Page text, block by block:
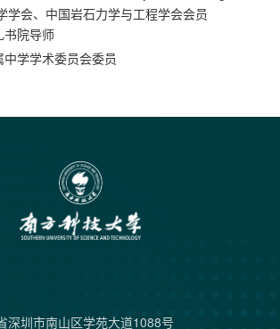
学会、中国岩石力学与工程学会会员
书院导师
学学术委员会委员
深圳市南山区学苑大道1088号